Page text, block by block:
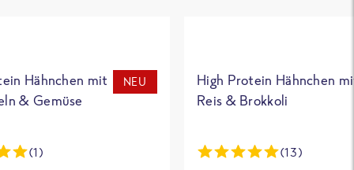
Hähnchen mit
& Gemüse
NEU
(1)
High Protein Hähnchen
Reis & Brokkoli
(13)